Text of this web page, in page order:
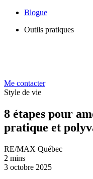
Blogue
Outils pratiques
Me contacter
Style de vie
8 étapes pour
pratique et
RE/MAX Québec
2 mins
3 octobre 2025